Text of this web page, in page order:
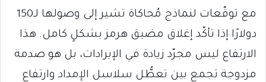
مع توقّعات لنماذج مُحاكاة تشير إلى وصولها لـ150
دولارًا إذا تأكّد إغلاق مضيق هرمز بشكلٍ كامل. هذا
الارتفاع ليس مجرّد زيادة في الإيرادات، بل هو صدمة
مزدوجة تجمع بين تعطُّل سلاسل الإمداد وارتفاع